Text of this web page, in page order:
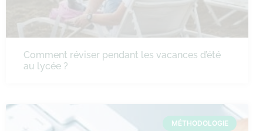
Comment réviser pendant les vacances d’été
au lycée ?
MÉTHODOLOGIE